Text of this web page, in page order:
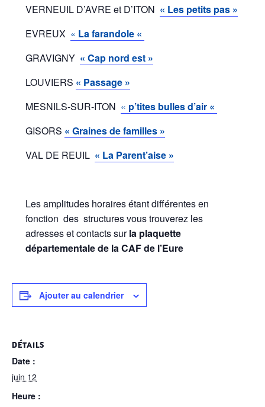
VERNEUIL D’AVRE et D’ITON « Les petits pas »
EVREUX « La farandole «
GRAVIGNY « Cap nord est »
LOUVIERS « Passage »
MESNILS-SUR-ITON « p’tites bulles d’air «
GISORS « Graines de familles »
VAL DE REUIL « La Parent’aise »
Les amplitudes horaires étant différentes en
fonction des structures vous trouverez les
adresses et contacts surla plaquette
départementale de la CAF de l’Eure
Ajouter au calendrier
DÉTAILS
Date :
juin 12
Heure :